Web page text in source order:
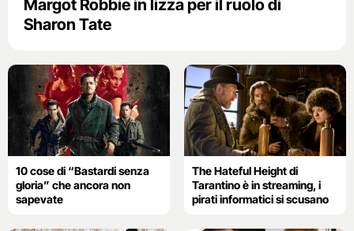
Margot Robbie in lizza per il ruolo di
Sharon Tate
10 cose di “Bastardi senza
gloria” che ancora non
sapevate
The Hateful Height di
Tarantino è in streaming, i
pirati informatici si scusano